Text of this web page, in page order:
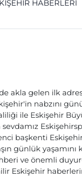
HABERLERİ
akla gelen ilk
nabzını
ile Eskişehir
sevdamız
başkenti
günlük yaşamını
ve önemli
Eskişehir